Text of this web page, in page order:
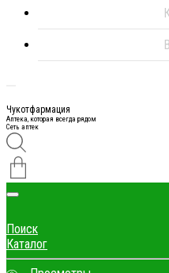
Чукотфармация
Аптека, которая всегда рядом
Сеть аптек
Поиск
Каталог